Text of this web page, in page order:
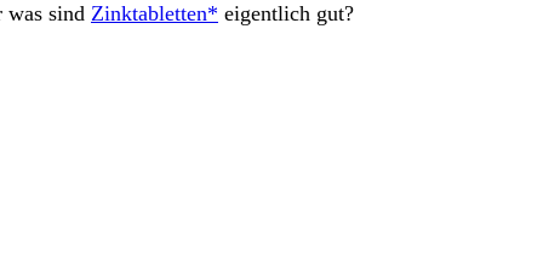
was sind Zinktabletten* eigentlich gut?